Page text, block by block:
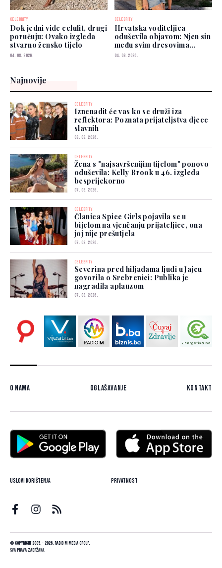
CELEBRITY
Dok jedni vide celulit, drugi
poručuju: Ovako izgleda
stvarno žensko tijelo
04. 08. 2026.
CELEBRITY
Hrvatska voditeljica
oduševila objavom: Njen sin
među svim dresovima
izabrao Zmajeve
04. 08. 2026.
Najnovije
CELEBRITY
Iznenadit će vas ko se druži iza
reflektora: Poznata prijateljstva djece
slavnih
08. 08. 2026.
CELEBRITY
Žena s "najsavršenijim tijelom" ponovo
oduševila: Kelly Brook u 46. izgleda
besprijekorno
07. 08. 2026.
CELEBRITY
Članica Spice Girls pojavila se u
bijelom na vjenčanju prijateljice, ona
joj nije prešutjela
07. 08. 2026.
CELEBRITY
Severina pred hiljadama ljudi u Jajcu
govorila o Srebrenici: Publika je
nagradila aplauzom
07. 08. 2026.
O nama Oglašavanje Kontakt
Uslovi korištenja Privatnost
© Copyright 2005. - 2026. Radio M Media Group.
Sva prava zadržana.